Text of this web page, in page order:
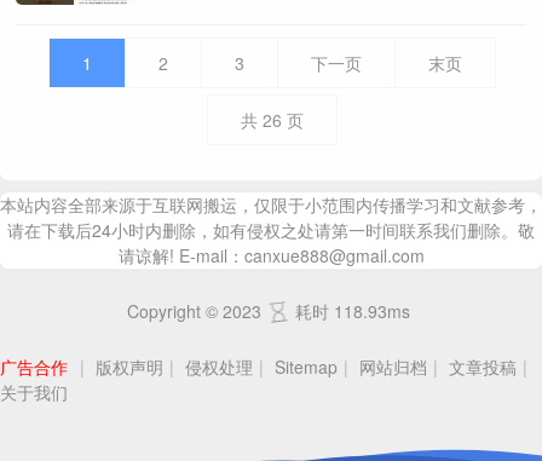
1 2 3 下一页 末页
共 26 页
本站内容全部来源于互联网搬运，仅限于小范围内传播学习和文献参考，
请在下载后24小时内删除，如有侵权之处请第一时间联系我们删除。敬
请谅解! E-mail：canxue888@gmail.com
Copyright © 2023 耗时 118.93ms
广告合作 | 版权声明 | 侵权处理 | Sitemap | 网站归档 | 文章投稿 |
关于我们